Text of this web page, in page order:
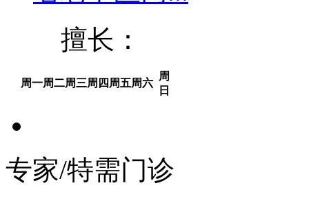
擅长：
周一周二周三周四 周五周六
周
日
专家/特需门诊